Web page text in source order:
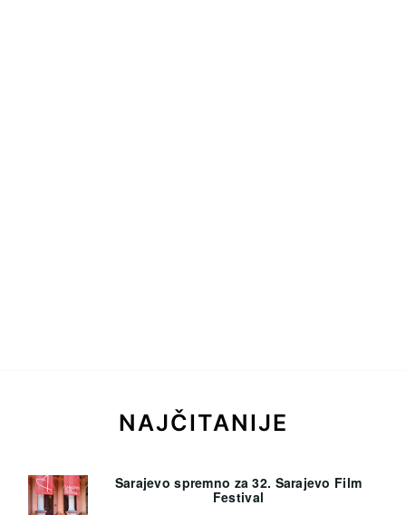
NAJČITANIJE
Sarajevo spremno za 32. Sarajevo Film
Festival